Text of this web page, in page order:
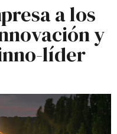
a los
y
líder